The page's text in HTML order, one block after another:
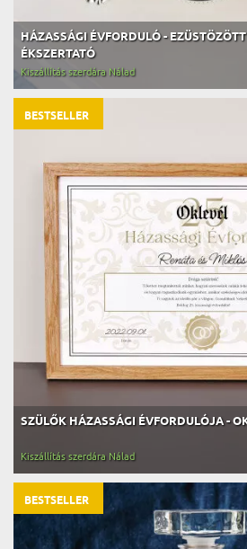
HÁZASSÁGI ÉVFORDULÓ - EZÜSTÖZÖTT
ÉKSZERTATÓ
Kiszállítás szerdára Nálad
SZÜLŐK HÁZASSÁGI ÉVFORDULÓJA -
Kiszállítás szerdára Nálad
BESTSELLER
BESTSELLER